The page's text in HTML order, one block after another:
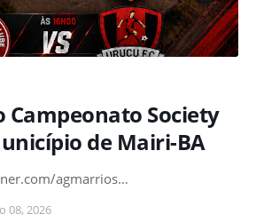
Campeonato Society
de Mairi-BA
agmarrios…
08, 2026